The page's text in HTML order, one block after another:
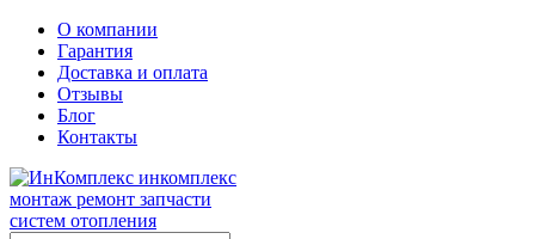
О компании
Гарантия
Доставка и оплата
Отзывы
Блог
Контакты
инкомплекс
монтаж ремонт запчасти
систем отопления